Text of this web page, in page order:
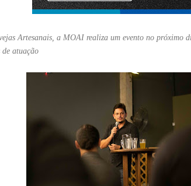
Artesanais, a MOAI realiza um evento no próximo
de atuação